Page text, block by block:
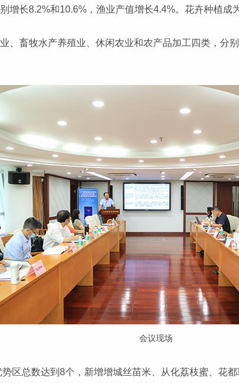
增长8.2%和10.6%，渔业产值增长4.4%。花卉种植成
、畜牧水产养殖业、休闲农业和农产品加工四类，分
会议现场
区总数达到8个，新增增城丝苗米、从化荔枝蜜、花